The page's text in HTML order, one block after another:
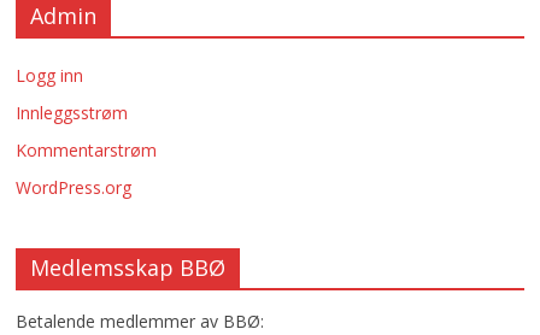
Admin
Logg inn
Innleggsstrøm
Kommentarstrøm
WordPress.org
Medlemsskap BBØ
Betalende medlemmer av BBØ: